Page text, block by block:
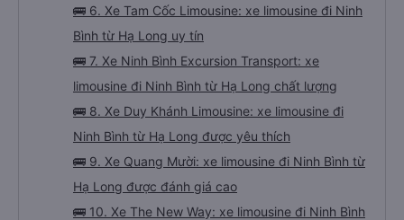
🚌 6. Xe Tam Cốc Limousine: xe limousine đi Ninh
Bình từ Hạ Long uy tín
🚌 7. Xe Ninh Bình Excursion Transport: xe
limousine đi Ninh Bình từ Hạ Long chất lượng
🚌 8. Xe Duy Khánh Limousine: xe limousine đi
Ninh Bình từ Hạ Long được yêu thích
🚌 9. Xe Quang Mười: xe limousine đi Ninh Bình từ
Hạ Long được đánh giá cao
🚌 10. Xe The New Way: xe limousine đi Ninh Bình